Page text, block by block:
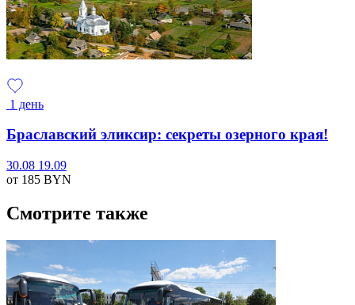
1 день
Браславский эликсир: секреты озерного края!
30.08 19.09
от 185 BYN
Смотрите также